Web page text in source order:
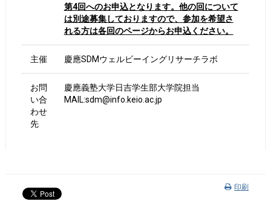
第4回へのお申込となります。他の回について
は別途募集しておりますので、参加を希望さ
れる方は各回のページからお申込ください。
主催 慶應SDMウェルビーイングリサーチラボ
お問
い合
わせ
先
慶應義塾大学日吉学生部大学院担当
MAIL:sdm@info.keio.ac.jp
印刷